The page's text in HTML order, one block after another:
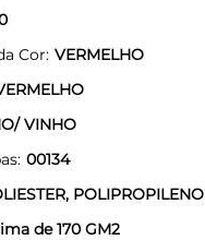
Cor VERMELHO
VINHO
00134
POLIPROPILENO
de 170 GM2